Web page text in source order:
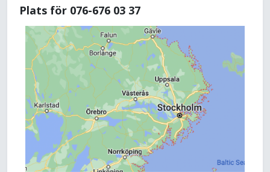
Plats för 076-676 03 37